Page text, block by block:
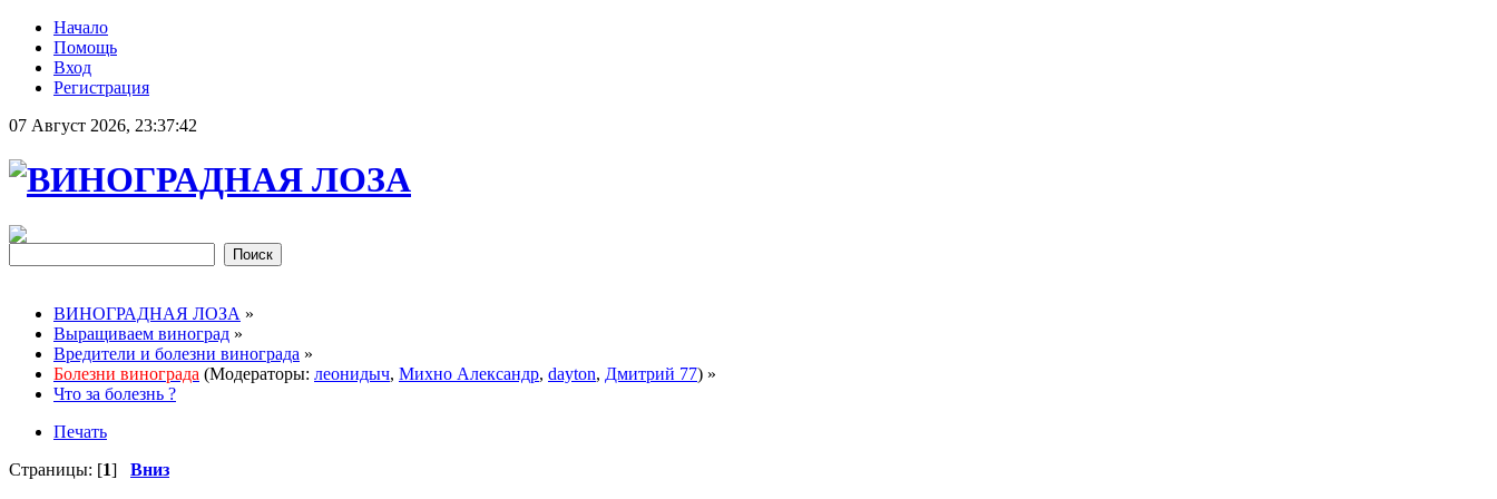
Начало
Помощь
Вход
Регистрация
07 Август 2026, 23:37:42
ВИНОГРАДНАЯ ЛОЗА »
Выращиваем виноград »
Вредители и болезни винограда »
Болезни винограда (Модераторы: леонидыч, Михно Александр, dayton, Дмитрий 77) »
Что за болезнь ?
Печать
Страницы: [1] Вниз